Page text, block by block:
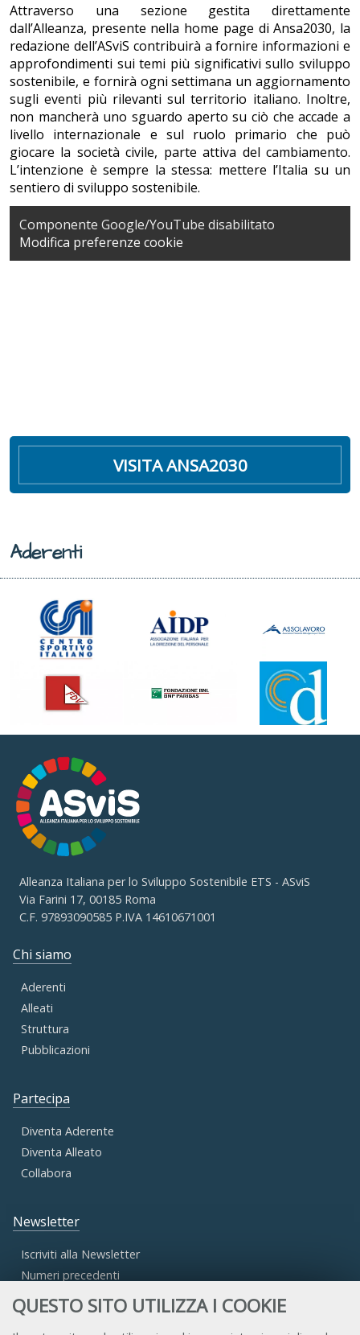
QUESTO SITO UTILIZZA I COOKIE
Attraverso una sezione gestita direttamente
dall’Alleanza, presente nella home page di Ansa2030, la
redazione dell’ASviS contribuirà a fornire informazioni e
approfondimenti sui temi più significativi sullo sviluppo
sostenibile, e fornirà ogni settimana un aggiornamento
sugli eventi più rilevanti sul territorio italiano. Inoltre,
non mancherà uno sguardo aperto su ciò che accade a
livello internazionale e sul ruolo primario che può
giocare la società civile, parte attiva del cambiamento.
L’intenzione è sempre la stessa: mettere l’Italia su un
sentiero di sviluppo sostenibile.
Componente Google/YouTube disabilitato
Modifica preferenze cookie
VISITA ANSA2030
Aderenti
Alleanza Italiana per lo Sviluppo Sostenibile ETS - ASviS
Via Farini 17, 00185 Roma
C.F. 97893090585 P.IVA 14610671001
Chi siamo
Aderenti
Alleati
Struttura
Pubblicazioni
Partecipa
Diventa Aderente
Diventa Alleato
Collabora
Newsletter
Iscriviti alla Newsletter
Numeri precedenti